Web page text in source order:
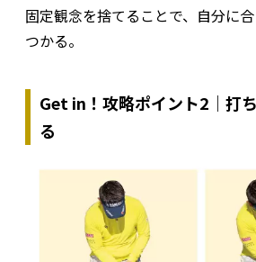
固定観念を捨てることで、自分に
つかる。
Get in！攻略ポイント2｜打
る